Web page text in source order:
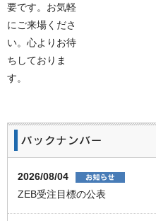
要です。お気軽
にご来場くださ
い。心よりお待
ちしておりま
す。
2026/08/04
ZEB受注目標の公表